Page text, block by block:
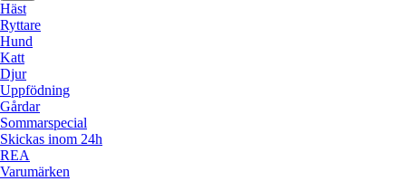
Häst
Ryttare
Hund
Katt
Djur
Uppfödning
Gårdar
Sommarspecial
Skickas inom 24h
REA
Varumärken